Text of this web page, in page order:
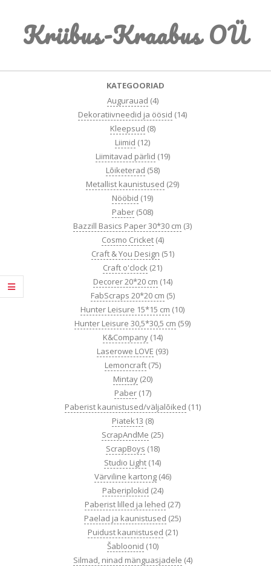
contentKriibus-Kraabus OÜ
KATEGOORIAD
Augurauad (4)
Dekoratiivneedid ja öösid (14)
Kleepsud (8)
Liimid (12)
Liimitavad pärlid (19)
Lõiketerad (58)
Metallist kaunistused (29)
Nööbid (19)
Paber (508)
Bazzill Basics Paper 30*30 cm (3)
Cosmo Cricket (4)
Craft & You Design (51)
Craft o'clock (21)
Decorer 20*20 cm (14)
FabScraps 20*20 cm (5)
Hunter Leisure 15*15 cm (10)
Hunter Leisure 30,5*30,5 cm (59)
K&Company (14)
Laserowe LOVE (93)
Lemoncraft (75)
Mintay (20)
Paber (17)
Paberist kaunistused/väljalõiked (11)
Piatek13 (8)
ScrapAndMe (25)
ScrapBoys (18)
Studio Light (14)
Värviline kartong (46)
Paberiplokid (24)
Paberist lilled ja lehed (27)
Paelad ja kaunistused (25)
Puidust kaunistused (21)
Šabloonid (10)
Silmad, ninad mänguasjadele (4)